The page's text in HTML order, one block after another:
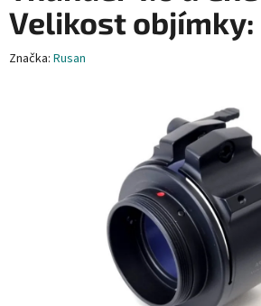
Velikost objímky:
Značka: Rusan